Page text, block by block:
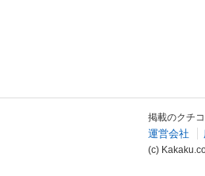
掲載のクチ
運営会社
(c)